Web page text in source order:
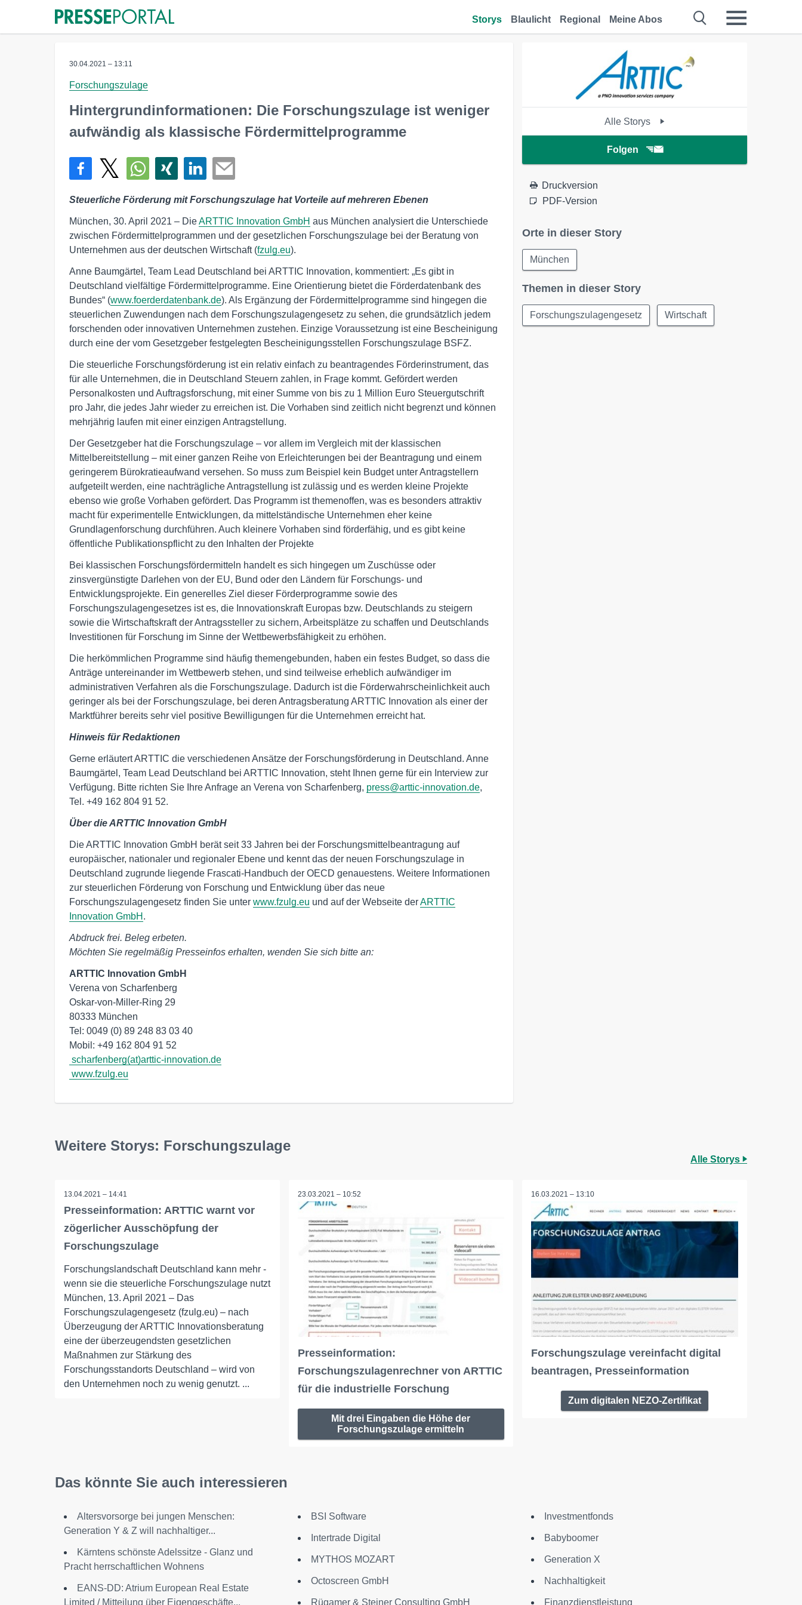
Storys Blaulicht Regional Meine Abos
30.04.2021 – 13:11
Forschungszulage
Hintergrundinformationen: Die Forschungszulage ist weniger
aufwändig als klassische Fördermittelprogramme
Steuerliche Förderung mit Forschungszulage hat Vorteile auf mehreren Ebenen
München, 30. April 2021 – DieARTTIC Innovation GmbH aus München analysiert die Unterschiede
zwischen Fördermittelprogrammen und der gesetzlichen Forschungszulage bei der Beratung von
Unternehmen aus der deutschen Wirtschaft (fzulg.eu).
Anne Baumgärtel, Team Lead Deutschland bei ARTTIC Innovation, kommentiert: „Es gibt in
Deutschland vielfältige Fördermittelprogramme. Eine Orientierung bietet die Förderdatenbank des
Bundes“ (www.foerderdatenbank.de). Als Ergänzung der Fördermittelprogramme sind hingegen die
steuerlichen Zuwendungen nach dem Forschungszulagengesetz zu sehen, die grundsätzlich jedem
forschenden oder innovativen Unternehmen zustehen. Einzige Voraussetzung ist eine Bescheinigung
durch eine der vom Gesetzgeber festgelegten Bescheinigungsstellen Forschungszulage BSFZ.
Die steuerliche Forschungsförderung ist ein relativ einfach zu beantragendes Förderinstrument, das
für alle Unternehmen, die in Deutschland Steuern zahlen, in Frage kommt. Gefördert werden
Personalkosten und Auftragsforschung, mit einer Summe von bis zu 1 Million Euro Steuergutschrift
pro Jahr, die jedes Jahr wieder zu erreichen ist. Die Vorhaben sind zeitlich nicht begrenzt und können
mehrjährig laufen mit einer einzigen Antragstellung.
Der Gesetzgeber hat die Forschungszulage – vor allem im Vergleich mit der klassischen
Mittelbereitstellung – mit einer ganzen Reihe von Erleichterungen bei der Beantragung und einem
geringerem Bürokratieaufwand versehen. So muss zum Beispiel kein Budget unter Antragstellern
aufgeteilt werden, eine nachträgliche Antragstellung ist zulässig und es werden kleine Projekte
ebenso wie große Vorhaben gefördert. Das Programm ist themenoffen, was es besonders attraktiv
macht für experimentelle Entwicklungen, da mittelständische Unternehmen eher keine
Grundlagenforschung durchführen. Auch kleinere Vorhaben sind förderfähig, und es gibt keine
öffentliche Publikationspflicht zu den Inhalten der Projekte
Bei klassischen Forschungsfördermitteln handelt es sich hingegen um Zuschüsse oder
zinsvergünstigte Darlehen von der EU, Bund oder den Ländern für Forschungs- und
Entwicklungsprojekte. Ein generelles Ziel dieser Förderprogramme sowie des
Forschungszulagengesetzes ist es, die Innovationskraft Europas bzw. Deutschlands zu steigern
sowie die Wirtschaftskraft der Antragssteller zu sichern, Arbeitsplätze zu schaffen und Deutschlands
Investitionen für Forschung im Sinne der Wettbewerbsfähigkeit zu erhöhen.
Die herkömmlichen Programme sind häufig themengebunden, haben ein festes Budget, so dass die
Anträge untereinander im Wettbewerb stehen, und sind teilweise erheblich aufwändiger im
administrativen Verfahren als die Forschungszulage. Dadurch ist die Förderwahrscheinlichkeit auch
geringer als bei der Forschungszulage, bei deren Antragsberatung ARTTIC Innovation als einer der
Marktführer bereits sehr viel positive Bewilligungen für die Unternehmen erreicht hat.
Hinweis für Redaktionen
Gerne erläutert ARTTIC die verschiedenen Ansätze der Forschungsförderung in Deutschland. Anne
Baumgärtel, Team Lead Deutschland bei ARTTIC Innovation, steht Ihnen gerne für ein Interview zur
Verfügung. Bitte richten Sie Ihre Anfrage an Verena von Scharfenberg, press@arttic-innovation.de,
Tel. +49 162 804 91 52.
Über die ARTTIC Innovation GmbH
Die ARTTIC Innovation GmbH berät seit 33 Jahren bei der Forschungsmittelbeantragung auf
europäischer, nationaler und regionaler Ebene und kennt das der neuen Forschungszulage in
Deutschland zugrunde liegende Frascati-Handbuch der OECD genauestens. Weitere Informationen
zur steuerlichen Förderung von Forschung und Entwicklung über das neue
Forschungszulagengesetz finden Sie unter www.fzulg.eu und auf der Webseite derARTTIC
Innovation GmbH .
Abdruck frei. Beleg erbeten.
Möchten Sie regelmäßig Presseinfos erhalten, wenden Sie sich bitte an:
ARTTIC Innovation GmbH
Verena von Scharfenberg
Oskar-von-Miller-Ring 29
80333 München
Tel: 0049 (0) 89 248 83 03 40
Mobil: +49 162 804 91 52
scharfenberg(at)arttic-innovation.de
www.fzulg.eu
Alle Storys
Folgen
Druckversion
PDF-Version
Orte in dieser Story
München
Themen in dieser Story
Forschungszulagengesetz Wirtschaft
Weitere Storys: Forschungszulage
Alle Storys
13.04.2021 – 14:41
Presseinformation: ARTTIC warnt vor
zögerlicher Ausschöpfung der
Forschungszulage
Forschungslandschaft Deutschland kann mehr -
wenn sie die steuerliche Forschungszulage nutzt
München, 13. April 2021 – Das
Forschungszulagengesetz (fzulg.eu) – nach
Überzeugung der ARTTIC Innovationsberatung
eine der überzeugendsten gesetzlichen
Maßnahmen zur Stärkung des
Forschungsstandorts Deutschland – wird von
den Unternehmen noch zu wenig genutzt. ...
23.03.2021 – 10:52
Presseinformation:
Forschungszulagenrechner von ARTTIC
für die industrielle Forschung
Mit drei Eingaben die Höhe der
Forschungszulage ermitteln
16.03.2021 – 13:10
Forschungszulage vereinfacht digital
beantragen, Presseinformation
Zum digitalen NEZO-Zertifikat
Das könnte Sie auch interessieren
Altersvorsorge bei jungen Menschen:
Generation Y & Z will nachhaltiger...
Kärntens schönste Adelssitze - Glanz und
Pracht herrschaftlichen Wohnens
EANS-DD: Atrium European Real Estate
Limited / Mitteilung über Eigengeschäfte...
BSI Software
Intertrade Digital
MYTHOS MOZART
Octoscreen GmbH
Rügamer & Steiner Consulting GmbH
Investmentfonds
Babyboomer
Generation X
Nachhaltigkeit
Finanzdienstleistung